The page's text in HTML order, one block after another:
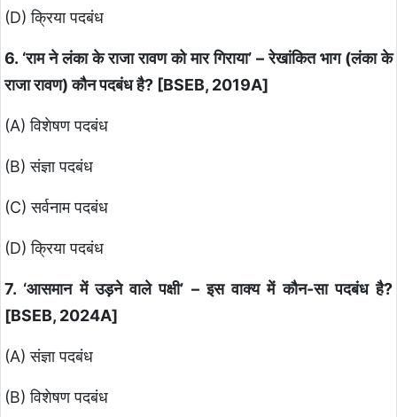
(D) क्रिया पदबंध
6. ‘राम ने लंका के राजा रावण को मार गिराया’ – रेखांकित भाग (लंका के
राजा रावण) कौन पदबंध है? [BSEB, 2019A]
(A) विशेषण पदबंध
(B) संज्ञा पदबंध
(C) सर्वनाम पदबंध
(D) क्रिया पदबंध
7. ‘आसमान में उड़ने वाले पक्षी’ – इस वाक्य में कौन-सा पदबंध है?
[BSEB, 2024A]
(A) संज्ञा पदबंध
(B) विशेषण पदबंध